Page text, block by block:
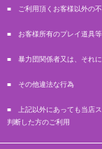
■ ご利用頂くお客様以外の不
■ お客様所有のプレイ道具
■ 暴力団関係者又は、それに
■ その他違法な行為
■ 上記以外にあっても当店ス
判断した方のご利用